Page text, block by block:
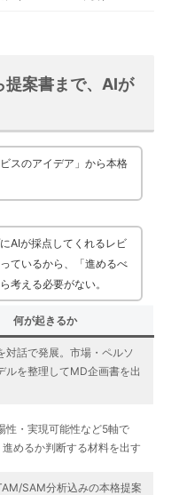
提案書まで、AIが
スのアイデア」から本格
AIが採点してくれるレビ
ているから、「進めるべ
考える必要がない。
何が起きるか
対話で発展。市場・ペルソ
ルを整理してMD企画書を出
性・実現可能性など5軸で
めるか判断する材料を出す
SAM分析込みの本格提案